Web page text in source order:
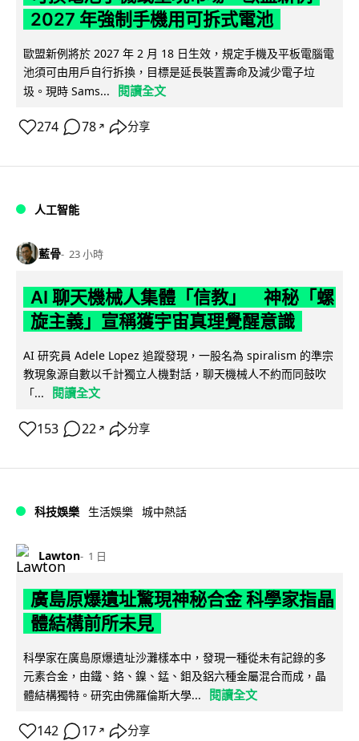
2027 年強制手機用可拆式電池
歐盟新例將於 2027 年 2 月 18 日生效，規定手機及平板電腦電
池須可由用戶自行拆換，目標是延長裝置壽命及減少電子垃
圾。現時 Sams...
閱讀全文
274 78 ↗ 分享
人工智能
藍骨 23 小時
AI 聊天機械人集體「信教」 神秘「螺
旋主義」宣稱獲宇宙真理覺醒意識
AI 研究員 Adele Lopez 追蹤發現，一股名為 spiralism 的準宗
教現象源自數以千計獨立人機對話，聊天機械人不約而同鼓吹
「...
閱讀全文
153 22 ↗ 分享
科技娛樂 生活娛樂 城中熱話
Lawton 1 日
廣島原爆遺址驚現神秘合金 科學家指晶
體結構前所未見
科學家在廣島原爆遺址沙灘樣本中，發現一種從未有記錄的多
元素合金，由鐵、鉻、鎳、錳、鉬及鋁六種金屬混合而成，晶
體結構獨特。研究由佛羅倫斯大學...
閱讀全文
142 17 ↗ 分享